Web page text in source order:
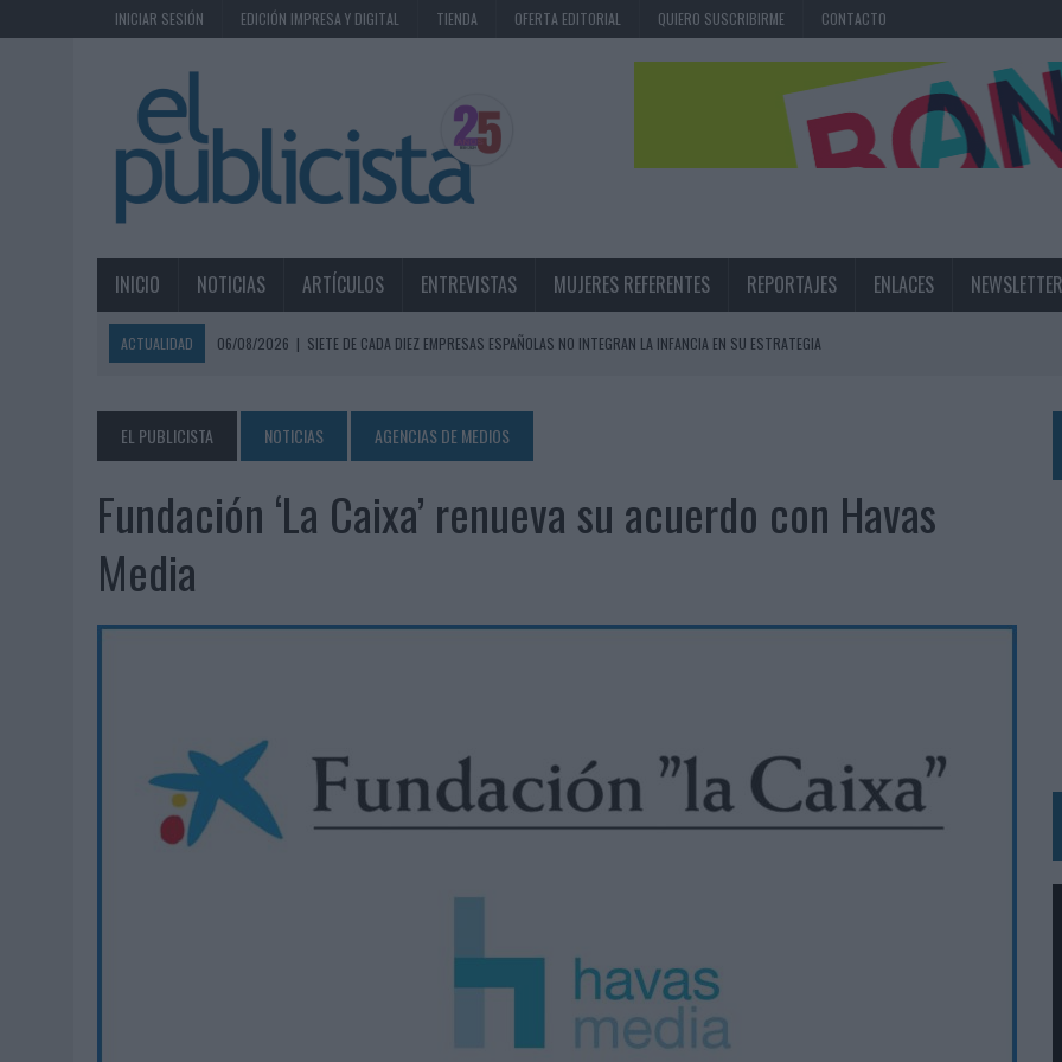
INICIAR SESIÓN EDICIÓN IMPRESA Y DIGITAL TIENDA OFERTA EDITORIAL QUIERO SUSCRIBIRME CONTACTO
INICIO NOTICIAS ARTÍCULOS ENTREVISTAS MUJERES REFERENTES REPORTAJES ENLACES NEWSLETTER
ACTUALIDAD 06/08/2026 | SIETE DE CADA DIEZ EMPRESAS ESPAÑOLAS NO INTEGRAN LA INFANCIA EN SU ESTRATEGIA
06/08/2026 | EL USO DE LA IA GENERATIVA ALCANZA YA AL 62% DE LOS ESPAÑOLES
06/08/2026
SYSTEM1 NOMBRA A KIMBERLY BASTONI COMO NUEVA DIRECTORA COMERCIAL GLOBAL
06/08/2026 |
FRIGO Y UNIQLO LANZAN UNA COLECCIÓN PERSONALIZABLE INSPIRADA EN CORNETTO, CALIPPO Y SOLERO
06/08/2026
LUIS ARQUILLOS (BURGO DE ARIAS): “LA CONSTRUCCIÓN DE MARCA A LARGO PLAZO Y LA MEDICIÓN SON DOS CARAS DE LA MISMA
MONEDA”
04/08/2026
‘EL PARAÍSO MÁS CERCA’, DE 22GRADOS PARA LOPESAN HOTELS & RESORTS
04/08/2026
AUDIBLE REIVINDICA EL PODER TRANSFORMADOR DEL AUDIO EN SU NUEVA CAMPAÑA GLOBAL DE MARCA
‘VUELVE EL FÚTBOL. VUELVE A SOÑAR’, DE VML PARA MOVISTAR
EL PUBLICISTA NOTICIAS AGENCIAS DE MEDIOS
Fundación ‘La Caixa’ renueva su acuerdo con Havas
Media